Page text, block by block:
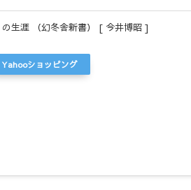
生涯 （幻冬舎新書） [ 今井博昭 ]
Yahooショッピング